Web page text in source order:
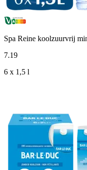
Spa Reine koolzuurvrij
7.19
6 x 1,5 l